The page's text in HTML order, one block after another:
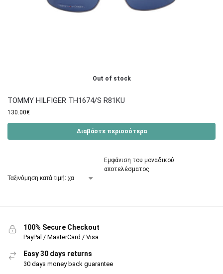
Out of stock
TOMMY HILFIGER TH1674/S R81KU
130.00€
Διαβάστε περισσότερα
Εμφάνιση του μοναδικού
αποτελέσματος
100% Secure Checkout
PayPal / MasterCard / Visa
Easy 30 days returns
30 days money back guarantee